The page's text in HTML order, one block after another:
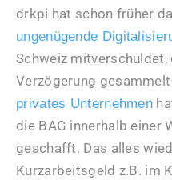
drkpi hat schon früher
ungenügende
Schweiz mitverschuldet,
Verzögerung
privates Unternehmen
die BAG innerhalb einer
geschafft. Das alles
Kurzarbeitsgeld z.B. im